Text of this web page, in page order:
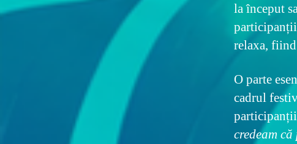
la început
participanții
relaxa,
O parte
cadrul
participanții
credeam